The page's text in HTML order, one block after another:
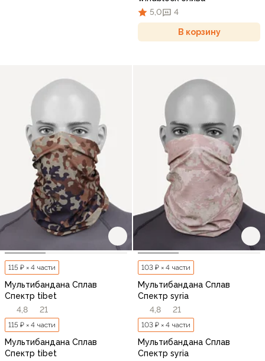
5,0
4
В корзину
115 ₽ × 4 части
Мультибандана Сплав
Спектр tibet
4,8
21
115 ₽ × 4 части
Мультибандана Сплав
Спектр tibet
103 ₽ × 4 части
Мультибандана Сплав
Спектр syria
4,8
21
103 ₽ × 4 части
Мультибандана Сплав
Спектр syria